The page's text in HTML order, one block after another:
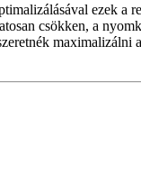
ezek a
csökken, a
maximalizálni